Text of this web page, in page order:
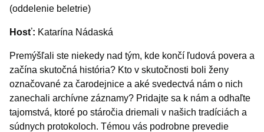
(oddelenie beletrie)
Hosť: Katarína Nádaská
Premýšľali ste niekedy nad tým, kde končí ľudová povera a
začína skutočná história? Kto v skutočnosti boli ženy
označované za čarodejnice a aké svedectvá nám o nich
zanechali archívne záznamy? Pridajte sa k nám a odhaľte
tajomstvá, ktoré po stáročia driemali v našich tradíciách a
súdnych protokoloch. Témou vás podrobne prevedie